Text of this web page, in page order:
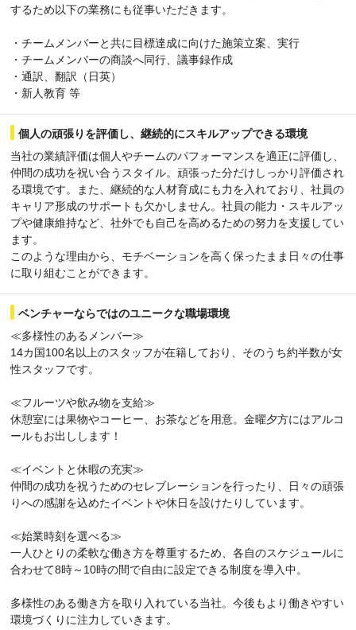
するため以下の業務にも従事いただきます。
・チームメンバーと共に目標達成に向けた施策立案、実行
・チームメンバーの商談へ同行、議事録作成
・通訳、翻訳（日英）
・新人教育 等
個人の頑張りを評価し、継続的にスキルアップできる環境
当社の業績評価は個人やチームのパフォーマンスを適正に評価し、
仲間の成功を祝い合うスタイル。頑張った分だけしっかり評価され
る環境です。また、継続的な人材育成にも力を入れており、社員の
キャリア形成のサポートも欠かしません。社員の能力・スキルアッ
プや健康維持など、社外でも自己を高めるための努力を支援してい
ます。
このような理由から、モチベーションを高く保ったまま日々の仕事
に取り組むことができます。
ベンチャーならではのユニークな職場環境
≪多様性のあるメンバー≫
14カ国100名以上のスタッフが在籍しており、そのうち約半数が女
性スタッフです。
≪フルーツや飲み物を支給≫
休憩室には果物やコーヒー、お茶などを用意。金曜夕方にはアルコ
ールもお出しします！
≪イベントと休暇の充実≫
仲間の成功を祝うためのセレブレーションを行ったり、日々の頑張
りへの感謝を込めたイベントや休日を設けたりしています。
≪始業時刻を選べる≫
一人ひとりの柔軟な働き方を尊重するため、各自のスケジュールに
合わせて8時～10時の間で自由に設定できる制度を導入中。
多様性のある働き方を取り入れている当社。今後もより働きやすい
環境づくりに注力していきます。